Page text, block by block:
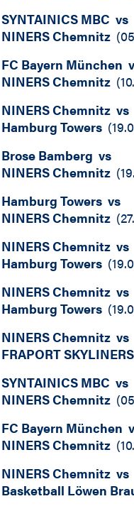
SYNTAINICS MBC vs
NINERS Chemnitz (
FC Bayern München
NINERS Chemnitz (
NINERS Chemnitz vs
Hamburg Towers (
Brose Bamberg vs
NINERS Chemnitz (
Hamburg Towers vs
NINERS Chemnitz (
NINERS Chemnitz vs
Hamburg Towers (
NINERS Chemnitz vs
Hamburg Towers (
NINERS Chemnitz vs
FRAPORT SKYLINERS
SYNTAINICS MBC vs
NINERS Chemnitz (
FC Bayern München
NINERS Chemnitz (
NINERS Chemnitz vs
Basketball Löwen